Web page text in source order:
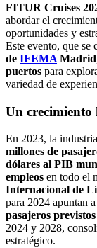
FITUR Cruises
abordar el
oportunidades y
Este evento, que se
de IFEMA Madrid
puertos para
variedad de
Un
En 2023, la
millones de
dólares al PIB
empleos en todo el
Internacional de
para 2024 apuntan
pasajeros previstos
2024 y 2028,
estratégico.